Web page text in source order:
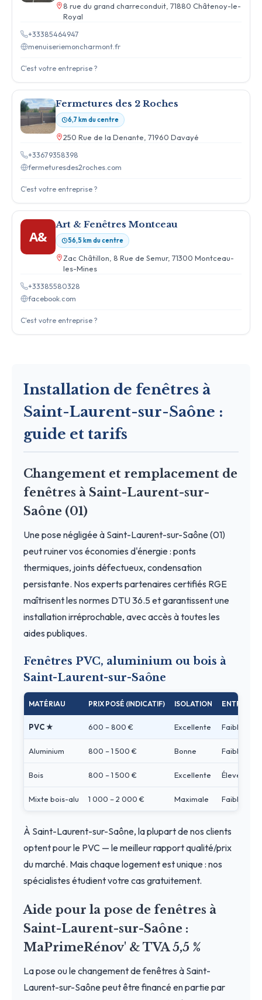
8 rue du grand charreconduit, 71880 Châtenoy-le-
Royal
+33385464947
menuiseriemoncharmont.fr
C'est votre entreprise ?
Fermetures des 2 Roches
6,7 km du centre
250 Rue de la Denante, 71960 Davayé
+33679358398
fermeturesdes2roches.com
C'est votre entreprise ?
A&
Art & Fenêtres Montceau
56,5 km du centre
Zac Châtillon, 8 Rue de Semur, 71300 Montceau-
les-Mines
+33385580328
facebook.com
C'est votre entreprise ?
Installation de fenêtres à
Saint-Laurent-sur-Saône :
guide et tarifs
Changement et remplacement de
fenêtres à Saint-Laurent-sur-
Saône (01)
Une pose négligée à Saint-Laurent-sur-Saône (01)
peut ruiner vos économies d'énergie : ponts
thermiques, joints défectueux, condensation
persistante. Nos experts partenaires certifiés RGE
maîtrisent les normes DTU 36.5 et garantissent une
installation irréprochable, avec accès à toutes les
aides publiques.
Fenêtres PVC, aluminium ou bois à
Saint-Laurent-sur-Saône
MATÉRIAU PRIX POSÉ (INDICATIF) ISOLATION ENTRETIEN
PVC ★ 600 – 800 € Excellente Faible
Aluminium 800 – 1 500 € Bonne Faible
Bois 800 – 1 500 € Excellente Élevé
Mixte bois-alu 1 000 – 2 000 € Maximale Faible
À Saint-Laurent-sur-Saône, la plupart de nos clients
optent pour le PVC — le meilleur rapport qualité/prix
du marché. Mais chaque logement est unique : nos
spécialistes étudient votre cas gratuitement.
Aide pour la pose de fenêtres à
Saint-Laurent-sur-Saône :
MaPrimeRénov' & TVA 5,5 %
La pose ou le changement de fenêtres à Saint-
Laurent-sur-Saône peut être financé en partie par